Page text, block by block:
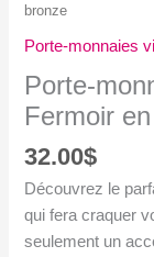
bronze
Porte-monnaies
Porte-
Fermoir
32.00$
Découvrez le
qui fera craquer
seulement un